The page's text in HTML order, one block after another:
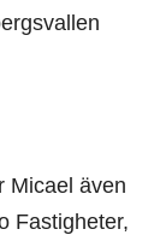
Micael även
Fastigheter,